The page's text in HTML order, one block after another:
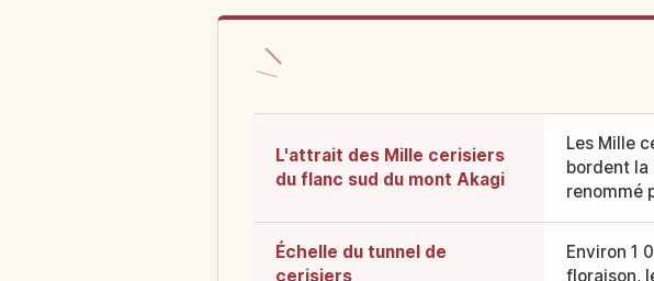
L'attrait des Mille cerisiers
du flanc sud du mont Akagi
Les Mille
bordent la
renommé
Échelle du tunnel de
cerisiers
Environ 1
floraison,